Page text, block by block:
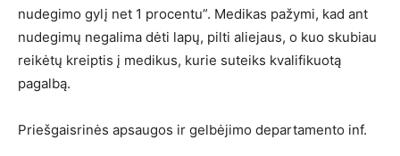
nudegimo gylį net 1 procentu”. Medikas pažymi, kad ant
nudegimų negalima dėti lapų, pilti aliejaus, o kuo skubiau
reikėtų kreiptis į medikus, kurie suteiks kvalifikuotą
pagalbą.
Priešgaisrinės apsaugos ir gelbėjimo departamento inf.